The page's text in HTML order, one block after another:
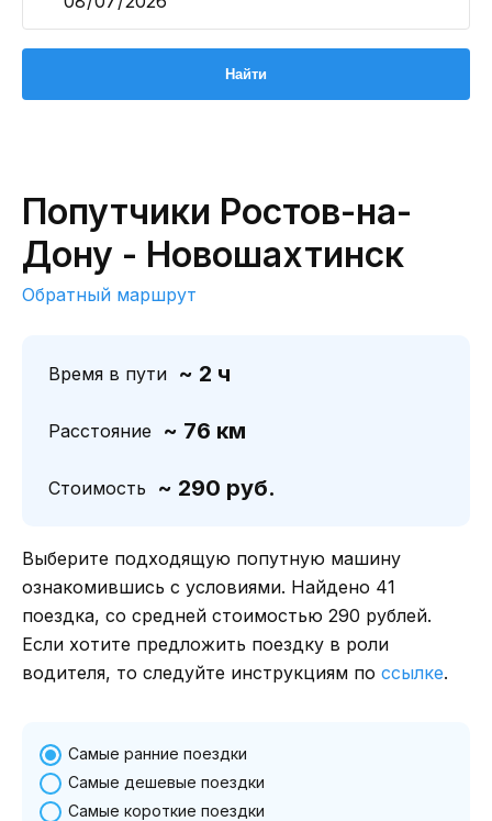
Попутчики Ростов-на-
Дону - Новошахтинск
Обратный маршрут
Время в пути ~ 2 ч
Расстояние ~ 76 км
Стоимость ~ 290 руб.
Выберите подходящую попутную машину
ознакомившись с условиями. Найдено 41
поездка, со средней стоимостью 290 рублей.
Если хотите предложить поездку в роли
водителя, то следуйте инструкциям по ссылке.
Самые ранние поездки
Самые дешевые поездки
Самые короткие поездки